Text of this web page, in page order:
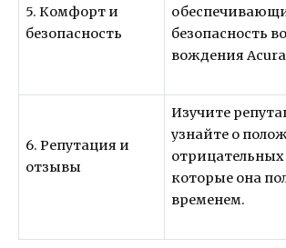
5. Комфорт и
безопасность
безопасность
вождения Acura
6. Репутация и
отзывы
Изучите
узнайте о
которые она
временем.